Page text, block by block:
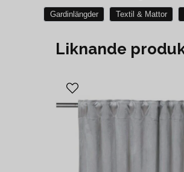
Gardinlängder Textil & Mattor
Liknande